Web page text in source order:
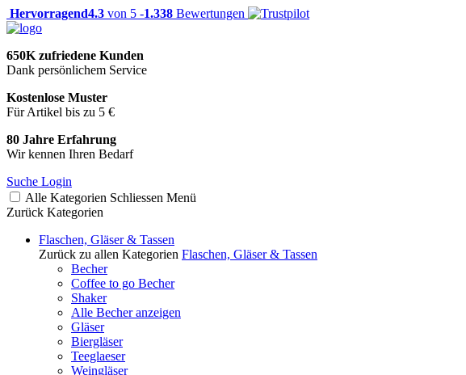
Hervorragend4.3 von 5 -1.338 Bewertungen
650K zufriedene Kunden
Dank persönlichem Service
Kostenlose Muster
Für Artikel bis zu 5 €
80 Jahre Erfahrung
Wir kennen Ihren Bedarf
Suche Login
Alle Kategorien Schliessen Menü
Zurück Kategorien
Flaschen, Gläser & Tassen
Zurück zu allen Kategorien Flaschen, Gläser & Tassen
Becher
Coffee to go Becher
Shaker
Alle Becher anzeigen
Gläser
Biergläser
Teeglaeser
Weingläser